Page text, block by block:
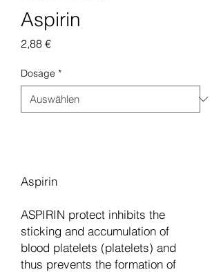
Aspirin
2,88 €Preis
Dosage *
Aspirin
ASPIRIN protect inhibits the
sticking and accumulation of
blood platelets (platelets) and
thus prevents the formation of